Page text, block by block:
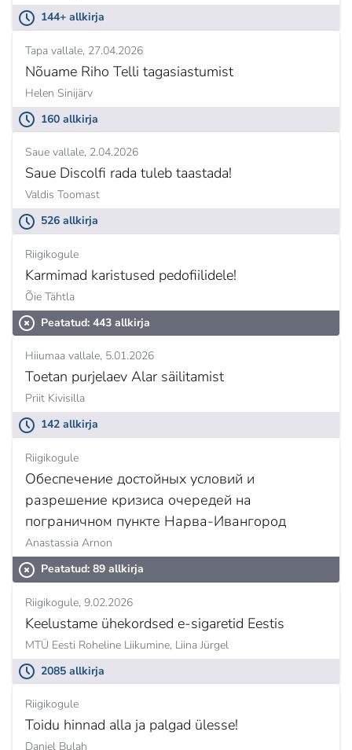
144+ allkirja
Tapa vallale 27.04.2026
Nõuame Riho Telli tagasiastumist
Helen Sinijärv
160 allkirja
Saue vallale 2.04.2026
Saue Discolfi rada tuleb taastada!
Valdis Toomast
526 allkirja
Riigikogule
Karmimad karistused pedofiilidele!
Õie Tähtla
Peatatud: 443 allkirja
Hiiumaa vallale 5.01.2026
Toetan purjelaev Alar säilitamist
Priit Kivisilla
142 allkirja
Riigikogule
Обеспечение достойных условий и
разрешение кризиса очередей на
пограничном пункте Нарва-Ивангород
Anastassia Arnon
Peatatud: 89 allkirja
Riigikogule 9.02.2026
Keelustame ühekordsed e-sigaretid Eestis
MTÜ Eesti Roheline Liikumine, Liina Jürgel
2085 allkirja
Riigikogule
Toidu hinnad alla ja palgad ülesse!
Daniel Bulah